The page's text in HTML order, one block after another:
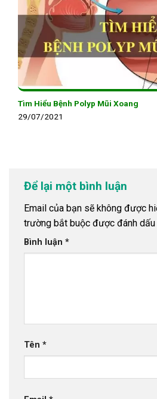
Tìm Hiểu Bệnh Polyp Mũi Xoang
29/07/2021
Để lại một bình luận
Email của bạn sẽ không được
trường bắt buộc được đánh dấu
Bình luận *
Tên *